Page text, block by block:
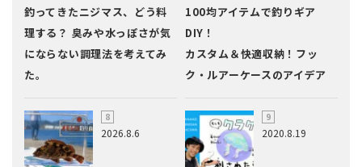
釣ってきたニジマス、どう料
理する？ 臭みや水っぽさが気
にならない調理法を考えてみ
た。
100均アイテムで釣りギア
DIY！
カスタム＆快適収納！フッ
ク・ルアーケースのアイデア
2026.8.6 2020.8.19